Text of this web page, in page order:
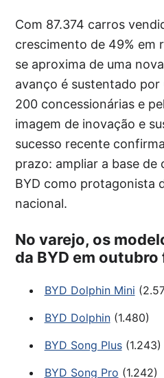
Com 87.374 carros
crescimento de 49% em
se aproxima de uma
avanço é sustentado por
200 concessionárias e
imagem de inovação e
sucesso recente
prazo: ampliar a base de
BYD como protagonista
nacional.
No varejo, os
da BYD em outubro
BYD Dolphin Mini
BYD Dolphin(1.480)
BYD Song Plus(1.243)
BYD Song Pro (1.242)